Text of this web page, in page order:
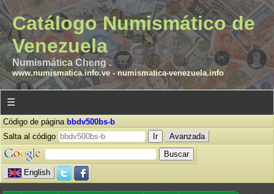
Catálogo Numismático de
Venezuela
Numismática Cheng .
www.numismatica.info.ve- numismatica-venezuela.info
☰
Código de página bbdv500bs-b
Salta al código
Avanzada
English